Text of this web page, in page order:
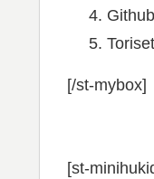
[/st-mybox]
[st-